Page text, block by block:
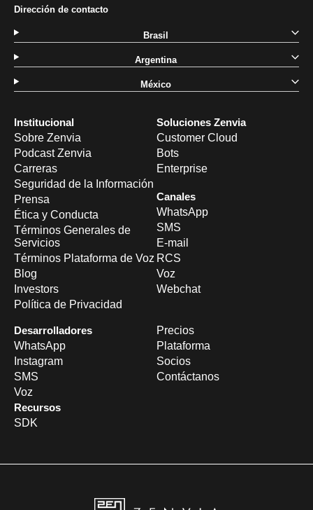
Institucional
Sobre Zenvia
Podcast Zenvia
Carreras
Seguridad de la Información
Prensa
Ética y Conducta
Términos Generales de
Servicios
Términos Plataforma de Voz
Blog
Investors
Política de Privacidad
Soluciones Zenvia
Customer Cloud
Bots
Enterprise
Canales
WhatsApp
SMS
E-mail
RCS
Voz
Webchat
Desarrolladores
WhatsApp
Instagram
SMS
Voz
Recursos
SDK
Precios
Plataforma
Socios
Contáctanos
Dirección de contacto
Brasil
Argentina
México